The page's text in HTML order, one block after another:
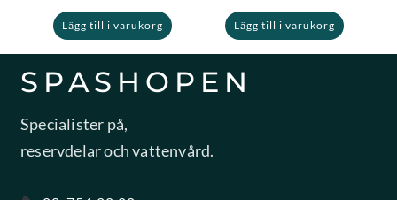
Lägg till i varukorg Lägg till i varukorg
SPASHOPEN
Specialister på,
reservdelar och vattenvård.